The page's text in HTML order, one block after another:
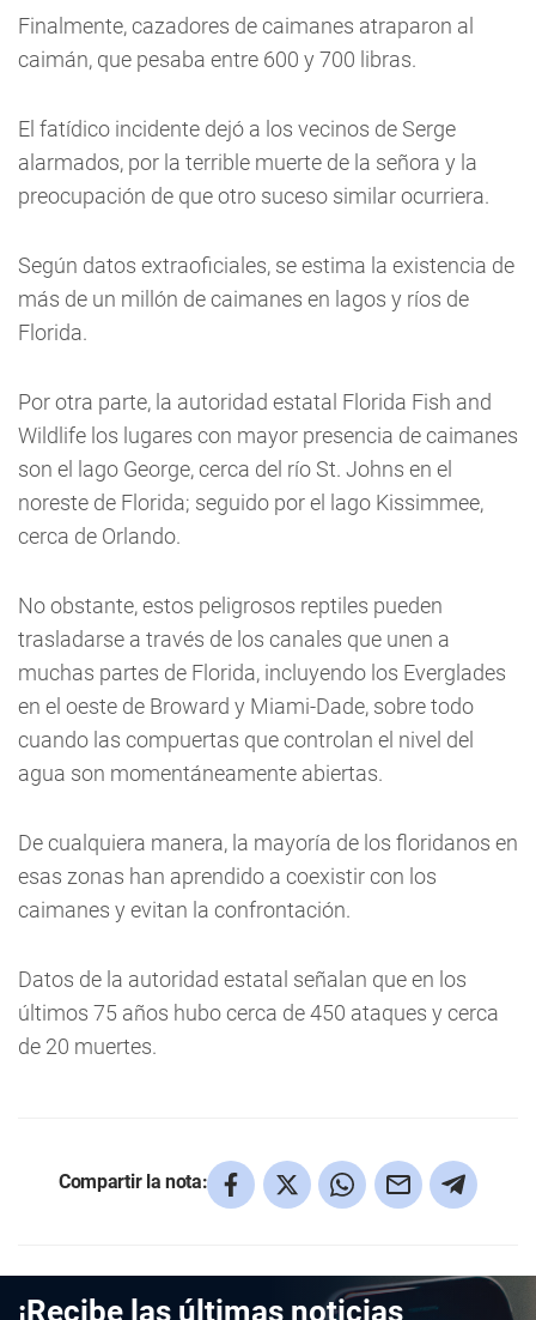
Finalmente, cazadores de caimanes atraparon al
caimán, que pesaba entre 600 y 700 libras.
El fatídico incidente dejó a los vecinos de Serge
alarmados, por la terrible muerte de la señora y la
preocupación de que otro suceso similar ocurriera.
Según datos extraoficiales, se estima la existencia de
más de un millón de caimanes en lagos y ríos de
Florida.
Por otra parte, la autoridad estatal Florida Fish and
Wildlife los lugares con mayor presencia de caimanes
son el lago George, cerca del río St. Johns en el
noreste de Florida; seguido por el lago Kissimmee,
cerca de Orlando.
No obstante, estos peligrosos reptiles pueden
trasladarse a través de los canales que unen a
muchas partes de Florida, incluyendo los Everglades
en el oeste de Broward y Miami-Dade, sobre todo
cuando las compuertas que controlan el nivel del
agua son momentáneamente abiertas.
De cualquiera manera, la mayoría de los floridanos en
esas zonas han aprendido a coexistir con los
caimanes y evitan la confrontación.
Datos de la autoridad estatal señalan que en los
últimos 75 años hubo cerca de 450 ataques y cerca
de 20 muertes.
Compartir la nota:
¡Recibe las últimas noticias